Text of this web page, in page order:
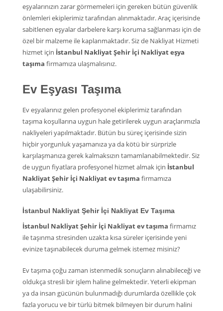
eşyalarınızın zarar görmemeleri için gereken bütün güvenlik
önlemleri ekiplerimiz tarafından alınmaktadır. Araç içerisinde
sabitlenen eşyalar darbelere karşı koruma sağlanması için de
özel bir malzeme ile kaplanmaktadır. Siz de Nakliyat Hizmeti
hizmet için İstanbul Nakliyat Şehir İçi Nakliyat eşya
taşıma firmamıza ulaşmalısınız.
Ev Eşyası Taşıma
Ev eşyalarınız gelen profesyonel ekiplerimiz tarafından
taşıma koşullarına uygun hale getirilerek uygun araçlarımızla
nakliyeleri yapılmaktadır. Bütün bu süreç içerisinde sizin
hiçbir yorgunluk yaşamanıza ya da kötü bir sürprizle
karşılaşmanıza gerek kalmaksızın tamamlanabilmektedir. Siz
de uygun fiyatlara profesyonel hizmet almak için İstanbul
Nakliyat Şehir İçi Nakliyat ev taşıma firmamıza
ulaşabilirsiniz.
İstanbul Nakliyat Şehir İçi Nakliyat Ev Taşıma
İstanbul Nakliyat Şehir İçi Nakliyat ev taşıma firmamız
ile taşınma stresinden uzakta kısa süreler içerisinde yeni
evinize taşınabilecek duruma gelmek istemez misiniz?
Ev taşıma çoğu zaman istenmedik sonuçların alınabileceği ve
oldukça stresli bir işlem haline gelmektedir. Yeterli ekipman
ya da insan gücünün bulunmadığı durumlarda özellikle çok
fazla yorucu ve bir türlü bitmek bilmeyen bir durum halini